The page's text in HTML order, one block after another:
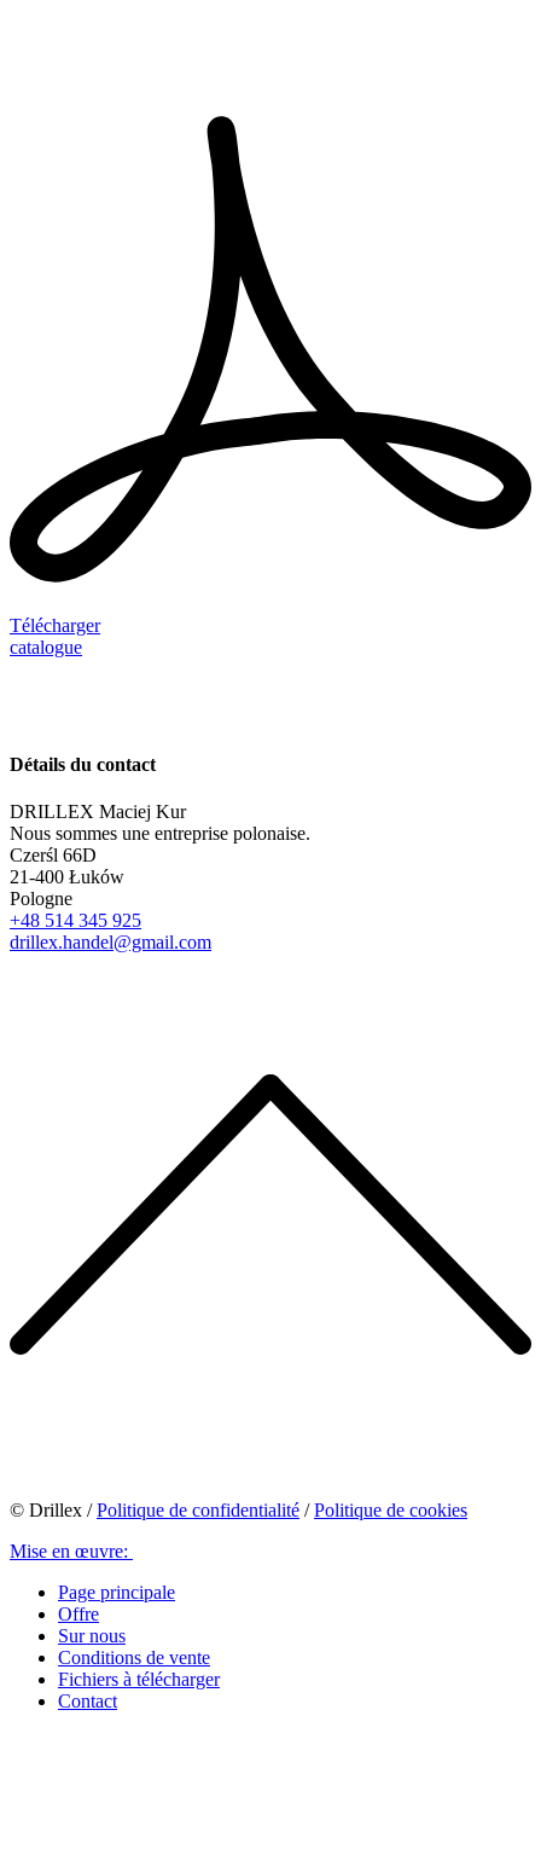
Télécharger
catalogue
Détails du contact
DRILLEX Maciej Kur
Nous sommes une entreprise polonaise.
Czerśl 66D
21-400 Łuków
Pologne
+48 514 345 925
drillex.handel@gmail.com
© Drillex /Politique de confidentialité /Politique de cookies
Mise en œuvre:
Page principale
Offre
Sur nous
Conditions de vente
Fichiers à télécharger
Contact